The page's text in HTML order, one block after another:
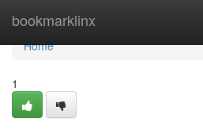
bookmarklinx
Home
Home
1